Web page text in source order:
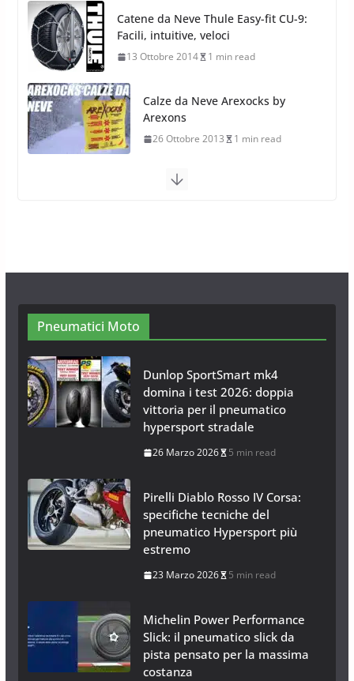
Catene da Neve Thule Easy-fit CU-9:
Facili, intuitive, veloci
13 Ottobre 2014 1 min read
Calze da Neve Arexocks by
Arexons
26 Ottobre 2013 1 min read
Calze da Neve per Auto 2025:
acquisti Catene da Neve Online
Pneumatici Moto
Dunlop SportSmart mk4
domina i test 2026: doppia
vittoria per il pneumatico
hypersport stradale
26 Marzo 2026 5 min read
Pirelli Diablo Rosso IV Corsa:
specifiche tecniche del
pneumatico Hypersport più
estremo
23 Marzo 2026 5 min read
Michelin Power Performance
Slick: il pneumatico slick da
pista pensato per la massima
costanza